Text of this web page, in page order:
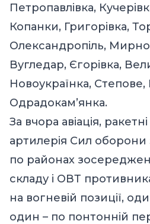
Петропавлівка,
Копанки, Григорівка,
Олександропіль,
Вугледар, Єгорівка,
Новоукраїнка, Степове,
Одрадокам’янка.
За вчора авіація, ракетні
артилерія Сил оборони
по районах
складу і ОВТ
на вогневій позиції,
один – по понтонній